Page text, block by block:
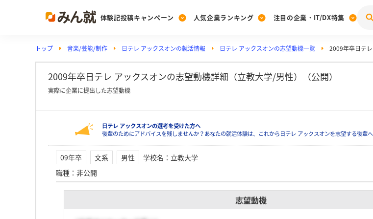
体験記投稿キャンペーン
Post
投稿する
[27卒] 本選考体験記投稿キャンペ
人気企業ランキング
Ranking
ランキングを見る
みんなのDX企業就職ブランド調査
Vote
投票する
注目の企業・IT/DX特集
PickUp
注目の企業特集
トップ 音楽/芸能/制作 日テレ アックスオンの就活情報 日テレ アックスオンの志望動機一覧 2009年卒日テ
2009年卒日テレ アックスオンの志望動機詳細（立教大学/男性）（公開）
実際に企業に提出した志望動機
日テレ アックスオンの選考を受けた方へ
後輩のためにアドバイスを残しませんか？あなたの就活体験は、これから日テレ アックスオンを志望する後輩
09年卒 文系 男性 学校名 ： 立教大学
職種 ： 非公開
志望動機